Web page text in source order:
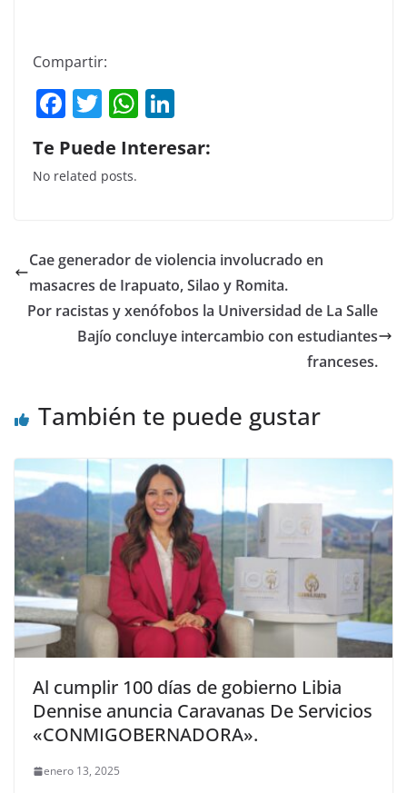
Compartir:
F
a
c
e
o
o
k
T
w
itt
er
W
h
at
p
p
k
n
Te Puede Interesar:
No related posts.
Cae generador de violencia involucrado en
masacres de Irapuato, Silao y Romita.
Por racistas y xenófobos la Universidad de La Salle
Bajío concluye intercambio con estudiantes
franceses.
También te puede gustar
Al cumplir 100 días de gobierno Libia
Dennise anuncia Caravanas De Servicios
«CONMIGOBERNADORA».
enero 13, 2025